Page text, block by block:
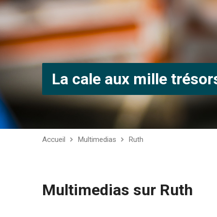
La cale aux mille
Accueil Multimedias Ruth
Multimedias sur Ruth